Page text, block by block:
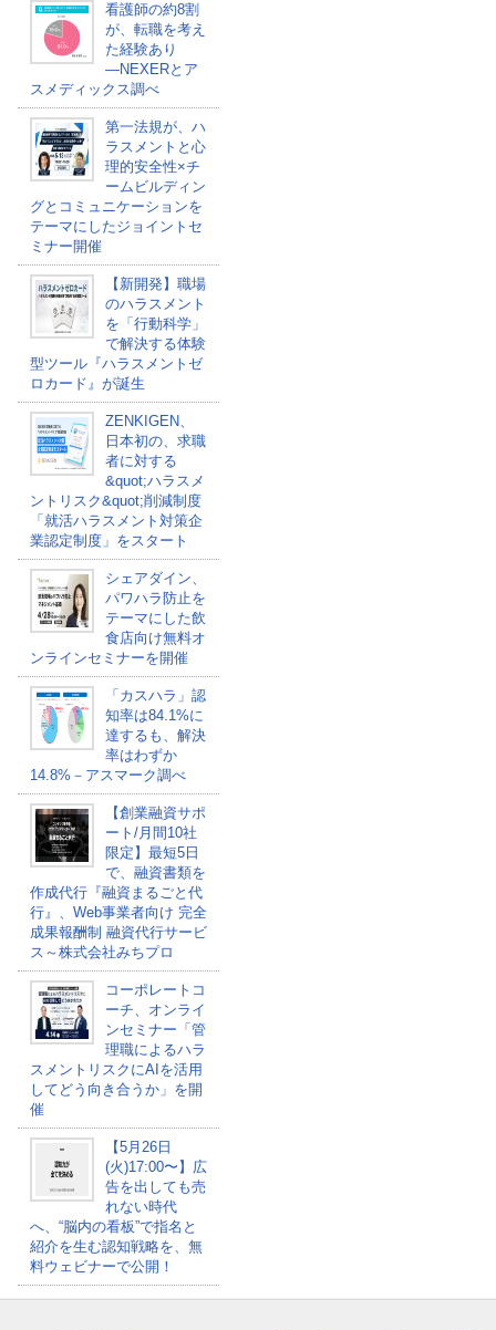
看護師の約8割
が、転職を考え
た経験あり
―NEXERとア
スメディックス調べ
第一法規が、ハ
ラスメントと心
理的安全性×チ
ームビルディン
グとコミュニケーションを
テーマにしたジョイントセ
ミナー開催
【新開発】職場
のハラスメント
を「行動科学」
で解決する体験
型ツール『ハラスメントゼ
ロカード』が誕生
ZENKIGEN、
日本初の、求職
者に対する
&quot;ハラスメ
ントリスク&quot;削減制度
「就活ハラスメント対策企
業認定制度」をスタート
シェアダイン、
パワハラ防止を
テーマにした飲
食店向け無料オ
ンラインセミナーを開催
「カスハラ」認
知率は84.1%に
達するも、解決
率はわずか
14.8%－アスマーク調べ
【創業融資サポ
ート/月間10社
限定】最短5日
で、融資書類を
作成代行『融資まるごと代
行』、Web事業者向け 完全
成果報酬制 融資代行サービ
ス～株式会社みちプロ
コーポレートコ
ーチ、オンライ
ンセミナー「管
理職によるハラ
スメントリスクにAIを活用
してどう向き合うか」を開
催
【5月26日
(火)17:00〜】広
告を出しても売
れない時代
へ、“脳内の看板”で指名と
紹介を生む認知戦略を、無
料ウェビナーで公開！